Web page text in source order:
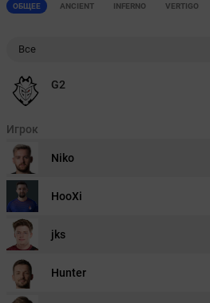
ОБЩЕЕ ANCIENT INFERNO VERTIGO
Все
G2
Игрок
Niko
HooXi
jks
Hunter